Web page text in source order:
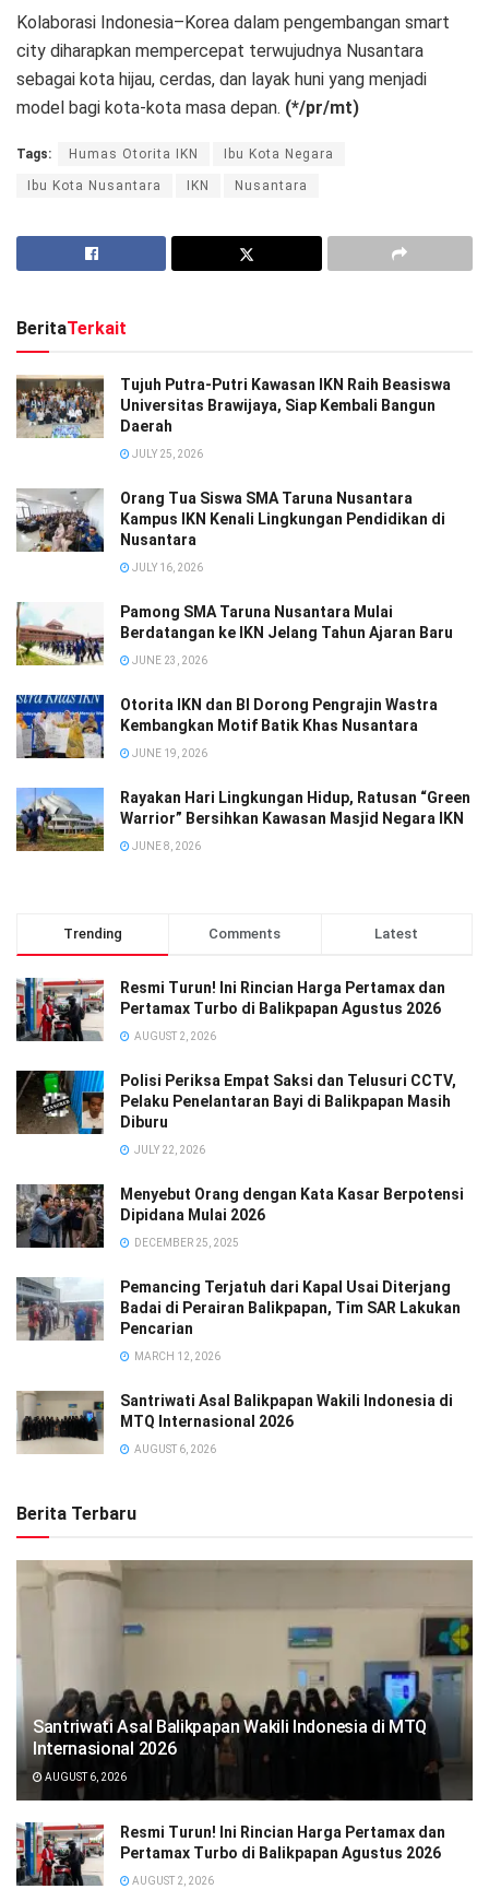
Kolaborasi Indonesia–Korea dalam pengembangan smart
city diharapkan mempercepat terwujudnya Nusantara
sebagai kota hijau, cerdas, dan layak huni yang menjadi
model bagi kota-kota masa depan. (*/pr/mt)
Tags: Humas Otorita IKN Ibu Kota Negara
Ibu Kota Nusantara IKN Nusantara
BeritaTerkait
Tujuh Putra-Putri Kawasan IKN Raih Beasiswa
Universitas Brawijaya, Siap Kembali Bangun
Daerah
JULY 25, 2026
Orang Tua Siswa SMA Taruna Nusantara
Kampus IKN Kenali Lingkungan Pendidikan di
Nusantara
JULY 16, 2026
Pamong SMA Taruna Nusantara Mulai
Berdatangan ke IKN Jelang Tahun Ajaran Baru
JUNE 23, 2026
Otorita IKN dan BI Dorong Pengrajin Wastra
Kembangkan Motif Batik Khas Nusantara
JUNE 19, 2026
Rayakan Hari Lingkungan Hidup, Ratusan “Green
Warrior” Bersihkan Kawasan Masjid Negara IKN
JUNE 8, 2026
Trending Comments Latest
Resmi Turun! Ini Rincian Harga Pertamax dan
Pertamax Turbo di Balikpapan Agustus 2026
AUGUST 2, 2026
Polisi Periksa Empat Saksi dan Telusuri CCTV,
Pelaku Penelantaran Bayi di Balikpapan Masih
Diburu
JULY 22, 2026
Menyebut Orang dengan Kata Kasar Berpotensi
Dipidana Mulai 2026
DECEMBER 25, 2025
Pemancing Terjatuh dari Kapal Usai Diterjang
Badai di Perairan Balikpapan, Tim SAR Lakukan
Pencarian
MARCH 12, 2026
Santriwati Asal Balikpapan Wakili Indonesia di
MTQ Internasional 2026
AUGUST 6, 2026
Berita Terbaru
Santriwati Asal Balikpapan Wakili Indonesia di MTQ
Internasional 2026
AUGUST 6, 2026
Resmi Turun! Ini Rincian Harga Pertamax dan
Pertamax Turbo di Balikpapan Agustus 2026
AUGUST 2, 2026